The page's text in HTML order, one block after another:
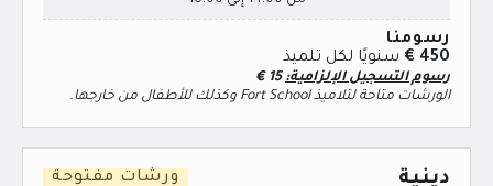
رسومنا
450 €
سنويًا لكل تلميذ
رسوم التسجيل الإلزامية: 15
€
الورشات متاحة لتلاميذ Fort School وكذلك للأطفال من خارجها.
دينية ورشات مفتوحة